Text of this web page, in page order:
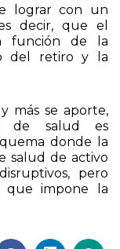
las reglas
En el
lograr con un
decir, que el
función de la
del retiro y la
más se aporte,
de salud es
donde la
salud de activo
pero
que impone la